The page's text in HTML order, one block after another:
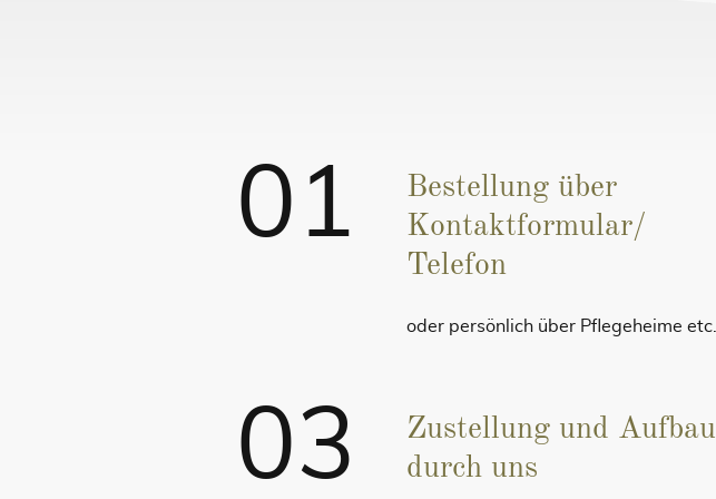
01
Bestellung über
Kontaktformular/
Telefon
oder persönlich über Pflegeheime etc.
03
Zustellung und Aufbau
durch uns